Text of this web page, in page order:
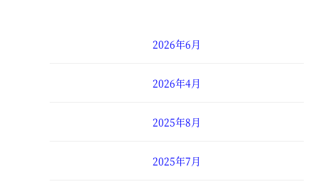
2026年6月
2026年4月
2025年8月
2025年7月